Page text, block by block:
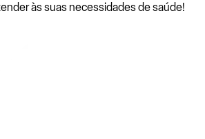
às suas necessidades de saúde!